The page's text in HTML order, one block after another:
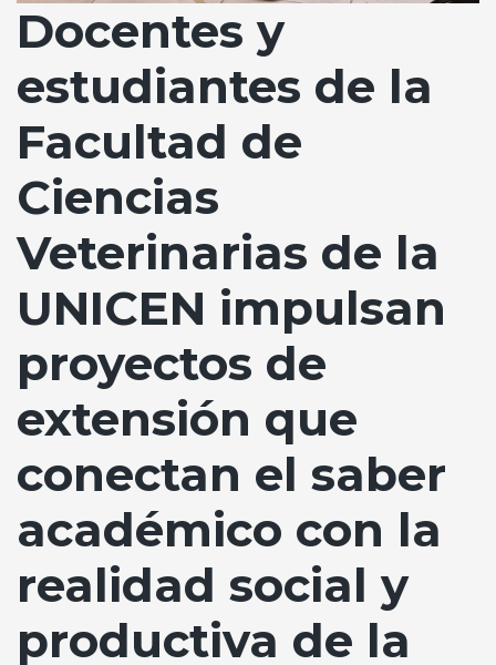
Docentes y
estudiantes de la
Facultad de
Ciencias
Veterinarias de la
UNICEN impulsan
proyectos de
extensión que
conectan el saber
académico con la
realidad social y
productiva de la